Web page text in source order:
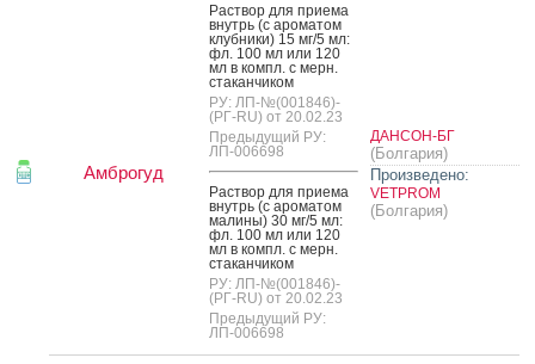
Амброгуд
Рас­твор для при­ема
внутрь (с аро­матом
клуб­ни­ки) 15 мг/5 мл:
фл. 100 мл или 120
мл в компл. с мерн.
ста­кан­чи­ком
РУ: ЛП-№(001846)-
(РГ-RU) от 20.02.23
Предыдущий РУ:
ЛП-006698
Рас­твор для при­ема
внутрь (с аро­матом
ма­лины) 30 мг/5 мл:
фл. 100 мл или 120
мл в компл. с мерн.
ста­кан­чи­ком
РУ: ЛП-№(001846)-
(РГ-RU) от 20.02.23
Предыдущий РУ:
ЛП-006698
ДАНСОН-БГ
(Болгария)
Произведено:
VETPROM
(Болгария)